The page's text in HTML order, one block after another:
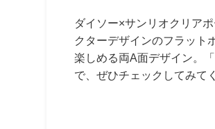
ダイソー×サンリオクリアポ
クターデザインのフラット
楽しめる両A面デザイン。
で、ぜひチェックしてみて